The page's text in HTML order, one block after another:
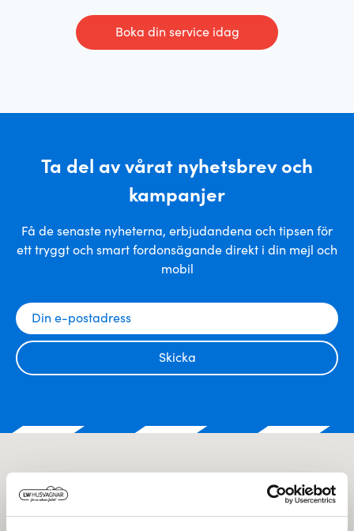
Boka din service idag
Ta del av vårat nyhetsbrev och
kampanjer
Få de senaste nyheterna, erbjudandena och tipsen för
ett tryggt och smart fordonsägande direkt i din mejl och
mobil
Skicka